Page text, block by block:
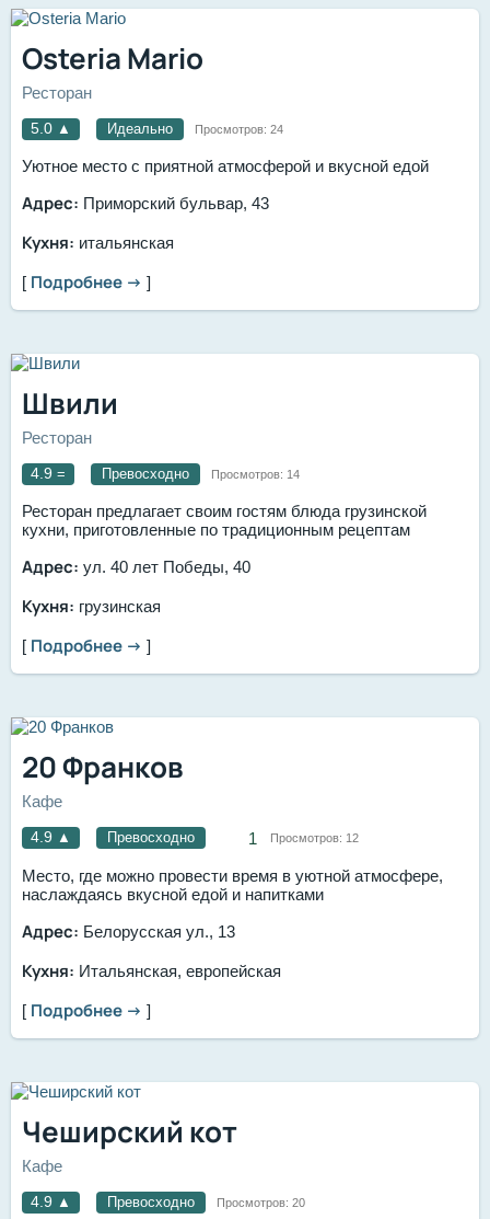
Osteria Mario
Ресторан
5.0 ▲ Идеально Просмотров: 24
Уютное место с приятной атмосферой и вкусной едой
Адрес: Приморский бульвар, 43
Кухня: итальянская
[ Подробнее → ]
Швили
Ресторан
4.9 = Превосходно Просмотров: 14
Ресторан предлагает своим гостям блюда грузинской
кухни, приготовленные по традиционным рецептам
Адрес: ул. 40 лет Победы, 40
Кухня: грузинская
[ Подробнее → ]
20 Франков
Кафе
4.9 ▲ Превосходно 1 Просмотров: 12
Место, где можно провести время в уютной атмосфере,
наслаждаясь вкусной едой и напитками
Адрес: Белорусская ул., 13
Кухня: ​Итальянская, европейская
[ Подробнее → ]
Чеширский кот
Кафе
4.9 ▲ Превосходно Просмотров: 20